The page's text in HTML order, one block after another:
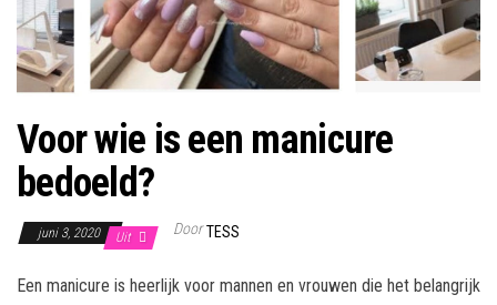
Voor wie is een manicure
bedoeld?
juni 3, 2020 Uit Door TESS
Een manicure is heerlijk voor mannen en vrouwen die het belangrijk